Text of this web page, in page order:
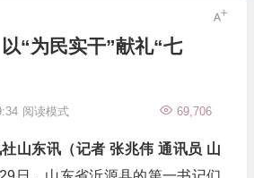
以“为民实干”献礼“七
69,706
阅读模式
山东讯（记者 张兆伟 通讯员 山